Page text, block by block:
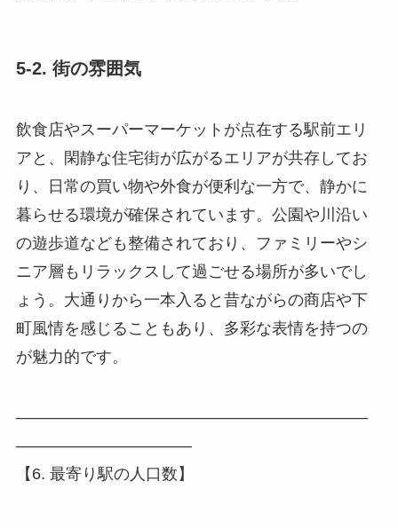
5-2. 街の雰囲気
飲食店やスーパーマーケットが点在する駅前エリ
アと、閑静な住宅街が広がるエリアが共存してお
り、日常の買い物や外食が便利な一方で、静かに
暮らせる環境が確保されています。公園や川沿い
の遊歩道なども整備されており、ファミリーやシ
ニア層もリラックスして過ごせる場所が多いでし
ょう。大通りから一本入ると昔ながらの商店や下
町風情を感じることもあり、多彩な表情を持つの
が魅力的です。
――――――――――――――――――――――
―――――――――――
【6. 最寄り駅の人口数】